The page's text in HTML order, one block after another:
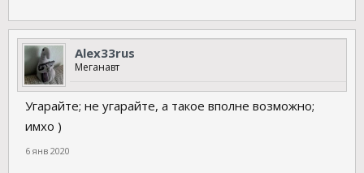
Аlex33rus
Меганавт
Угарайте; не угарайте, а такое вполне возможно;
имхо )
6 янв 2020